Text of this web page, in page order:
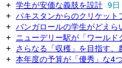
+ 学生が安価な義肢を設計 9日
+ パキスタンからのクリケット
+ バンガロールの学生がどえら
+ ニューデリー駅が「ワールド
+ さらなる「収穫」を目指す、
+ 本年度の予算が「優秀」な4